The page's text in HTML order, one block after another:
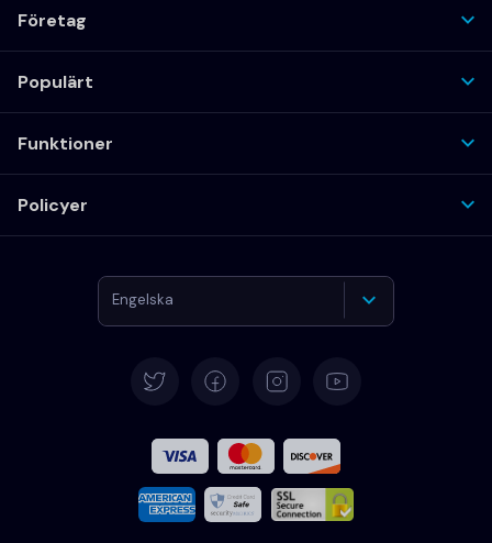
Företag
Populärt
Funktioner
Policyer
Engelska
Français
Italiano